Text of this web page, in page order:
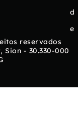
d
e
reservados
Sion - 30.330-000